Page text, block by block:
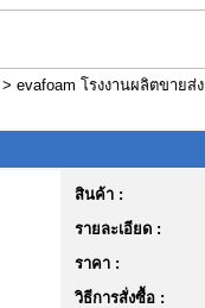
> evafoam โรงงานผลิตขายส่ง
สินค้า :
รายละเอียด :
ราคา :
วิธีการสั่งซื้อ :